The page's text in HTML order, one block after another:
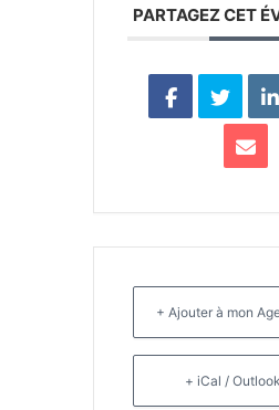
PARTAGEZ CET
+ Ajouter à mon
+ iCal /